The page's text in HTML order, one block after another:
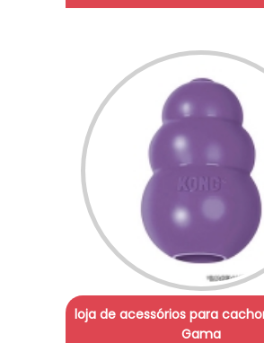
loja de acessórios para
Gama